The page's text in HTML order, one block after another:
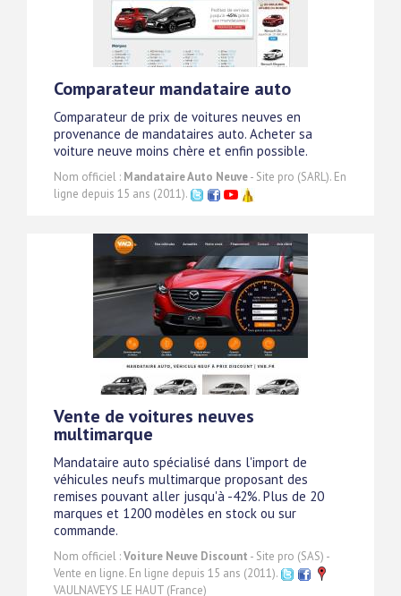
Comparateur mandataire auto
Comparateur de prix de voitures neuves en
provenance de mandataires auto. Acheter sa
voiture neuve moins chère et enfin possible.
Nom officiel : Mandataire Auto Neuve- Site pro (SARL). En
ligne depuis 15 ans (2011).
Vente de voitures neuves
multimarque
Mandataire auto spécialisé dans l'import de
véhicules neufs multimarque proposant des
remises pouvant aller jusqu'à -42%. Plus de 20
marques et 1200 modèles en stock ou sur
commande.
Nom officiel :Voiture Neuve Discount - Site pro (SAS) -
Vente en ligne. En ligne depuis 15 ans (2011).
VAULNAVEYS LE HAUT (France)